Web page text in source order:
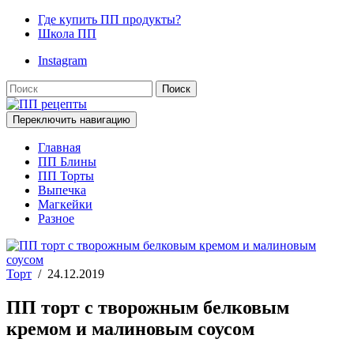
Где купить ПП продукты?
Школа ПП
Instagram
Поиск
Переключить навигацию
Главная
ПП Блины
ПП Торты
Выпечка
Магкейки
Разное
Торт / 24.12.2019
ПП торт с творожным белковым
кремом и малиновым соусом